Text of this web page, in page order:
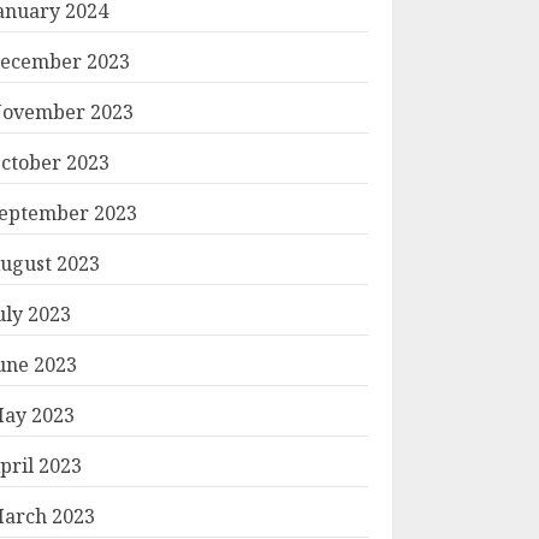
2024
2023
2023
2023
2023
2023
2023
2023
2023
2023
2023